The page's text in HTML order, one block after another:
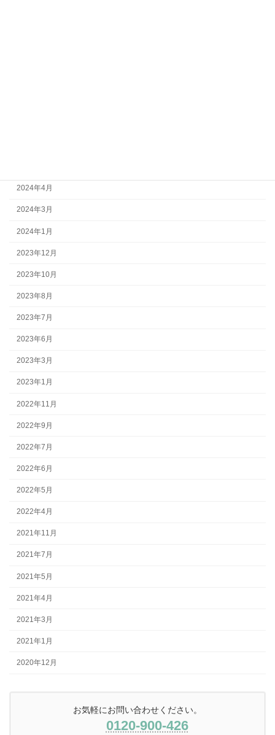
2024年4月
2024年3月
2024年1月
2023年12月
2023年10月
2023年8月
2023年7月
2023年6月
2023年3月
2023年1月
2022年11月
2022年9月
2022年7月
2022年6月
2022年5月
2022年4月
2021年11月
2021年7月
2021年5月
2021年4月
2021年3月
2021年1月
2020年12月
お気軽にお問い合わせください。
0120-900-426